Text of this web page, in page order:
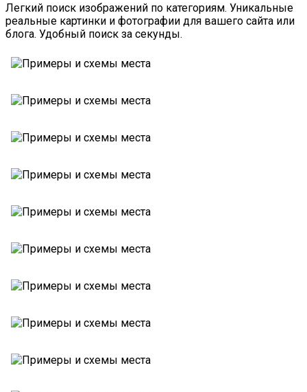
Легкий поиск изображений по категориям. Уникальные
реальные картинки и фотографии для вашего сайта или
блога. Удобный поиск за секунды.